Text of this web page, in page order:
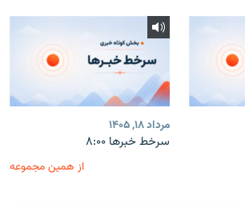
مرداد ۱۸, ۱۴۰۵
سرخط خبرها ۸:۰۰
از همین مجموعه